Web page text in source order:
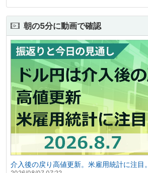
朝の5分に動画で確認
介入後の戻り高値更新。米雇用統計に注目。